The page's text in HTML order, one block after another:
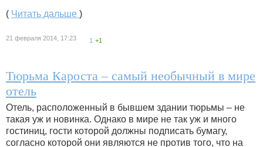
( Читать дальше )
21 февраля 2014, 17:23 1 +1
Тюрьма Кароста – самый необычный в мире
отель
Отель, расположенный в бывшем здании тюрьмы – не
такая уж и новинка. Однако в мире не так уж и много
гостиниц, гости которой должны подписать бумагу,
согласно которой они являются не против того, что на